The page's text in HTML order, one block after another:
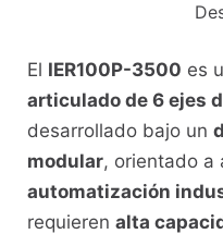
El IER100P-3500 es
articulado de 6 ejes
desarrollado bajo un
modular, orientado a
automatización
requieren alta